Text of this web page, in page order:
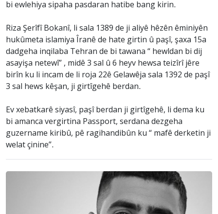
bi ewlehiya sipaha pasdaran hatibe bang kirin.
Riza Şerîfî Bokanî, li sala 1389 de ji aliyê hêzên êminiyên
hukûmeta islamiya Îranê de hate girtin û paşî, şaxa 15a
dadgeha inqilaba Tehran de bi tawana “ hewldan bi dij
asayişa netewî” , midê 3 sal û 6 heyv hewsa teizîrî jêre
birîn ku li incam de li roja 22ê Gelawêja sala 1392 de paşî
3 sal hews kêşan, ji girtîgehê berdan.
Ev xebatkarê siyasî, paşî berdan ji girtîgehê, li dema ku
bi amanca vergirtina Passport, serdana dezgeha
guzername kiribû, pê ragihandibûn ku “ mafê derketin ji
welat çinine”.